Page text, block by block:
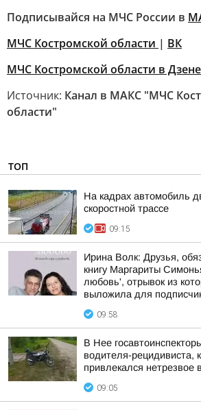
Подписывайся на МЧС России в
МЧС Костромской области | ВК
МЧС Костромской области в Дзене
Источник: Канал в МАКС "МЧС
области"
ТОП
На кадрах автомобиль
скоростной трассе
09:15
Ирина Волк: Друзья,
книгу Маргариты
любовь', отрывок из
выложила для
09:58
В Нее
водителя-рецидивиста,
привлекался нетрезвое
09:05